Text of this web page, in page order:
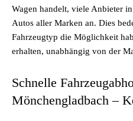
Wagen handelt, viele Anbieter
Autos aller Marken an. Dies
Fahrzeugtyp die Möglichkeit
erhalten, unabhängig von der
Schnelle
Mönchengladbach –